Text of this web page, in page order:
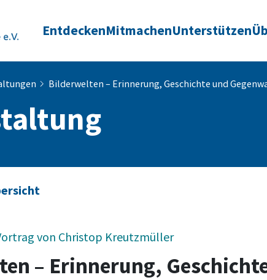
EntdeckenMitmachenUnterstützen
Bilderwelten – Erinnerung, Geschichte und
von Christop Kreutzmüller
– Erinnerung,